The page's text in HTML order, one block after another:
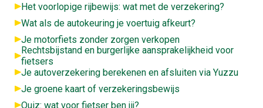
Het voorlopige rijbewijs: wat met de verzekering?
Wat als de autokeuring je voertuig afkeurt?
Je motorfiets zonder zorgen verkopen
Rechtsbijstand en burgerlijke aansprakelijkheid voor
fietsers
Je autoverzekering berekenen en afsluiten via Yuzzu
Je groene kaart of verzekeringsbewijs
Quiz: wat voor fietser ben jij?